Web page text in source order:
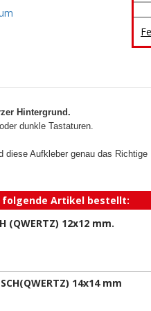
Hintergrund.
dunkle Tastaturen.
Aufkleber genau das Richtige
folgende Artikel bestellt:
(QWERTZ) 12x12 mm.
14x14 mm